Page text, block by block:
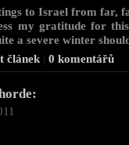
to Israel from far,
my gratitude for
a severe winter
článek | 0 komentářů